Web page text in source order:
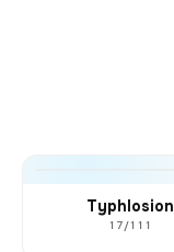
Typhlosion
17/111